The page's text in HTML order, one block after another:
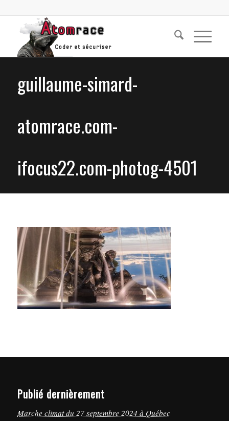
guillaume-simard-
atomrace.com-
ifocus22.com-photog-4501
Publié dernièrement
Marche climat du 27 septembre 2024 à Québec